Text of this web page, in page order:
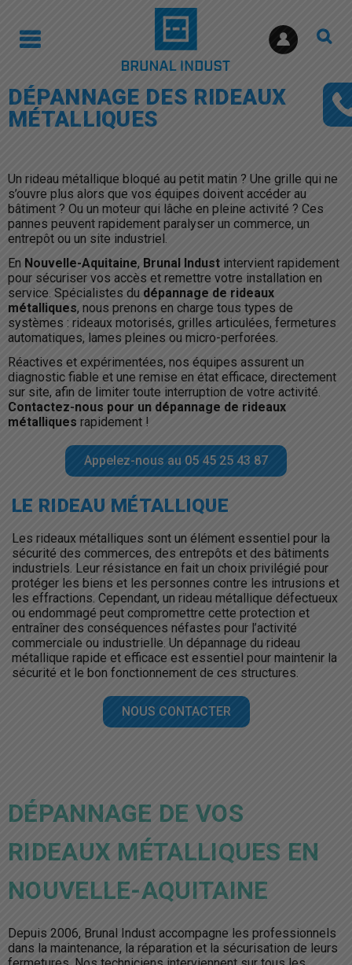
DÉPANNAGE DES RIDEAUX
MÉTALLIQUES
Un rideau métallique bloqué au petit matin ? Une grille qui ne
s’ouvre plus alors que vos équipes doivent accéder au
bâtiment ? Ou un moteur qui lâche en pleine activité ? Ces
pannes peuvent rapidement paralyser un commerce, un
entrepôt ou un site industriel.
En Nouvelle-Aquitaine, Brunal Indust intervient rapidement
pour sécuriser vos accès et remettre votre installation en
service. Spécialistes du dépannage de rideaux
métalliques, nous prenons en charge tous types de
systèmes : rideaux motorisés, grilles articulées, fermetures
automatiques, lames pleines ou micro-perforées.
Réactives et expérimentées, nos équipes assurent un
diagnostic fiable et une remise en état efficace, directement
sur site, afin de limiter toute interruption de votre activité.
Contactez-nous pour un dépannage de rideaux
métalliques rapidement !
Appelez-nous au 05 45 25 43 87
LE RIDEAU MÉTALLIQUE
Les rideaux métalliques sont un élément essentiel pour la
sécurité des commerces, des entrepôts et des bâtiments
industriels. Leur résistance en fait un choix privilégié pour
protéger les biens et les personnes contre les intrusions et
les effractions. Cependant, un rideau métallique défectueux
ou endommagé peut compromettre cette protection et
entraîner des conséquences néfastes pour l’activité
commerciale ou industrielle. Un dépannage du rideau
métallique rapide et efficace est essentiel pour maintenir la
sécurité et le bon fonctionnement de ces structures.
NOUS CONTACTER
DÉPANNAGE DE VOS
RIDEAUX MÉTALLIQUES EN
NOUVELLE-AQUITAINE
Depuis 2006, Brunal Indust accompagne les professionnels
dans la maintenance, la réparation et la sécurisation de leurs